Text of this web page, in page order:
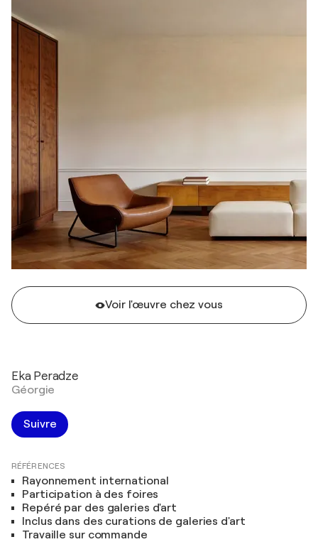
Voir l'œuvre chez vous
Eka Peradze
Géorgie
Suivre
RÉFÉRENCES
Rayonnement international
Participation à des foires
Repéré par des galeries d'art
Inclus dans des curations de galeries d'art
Travaille sur commande